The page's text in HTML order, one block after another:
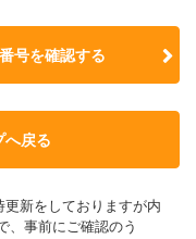
号を確認する
へ戻る
新をしておりますが内
、事前にご確認のう